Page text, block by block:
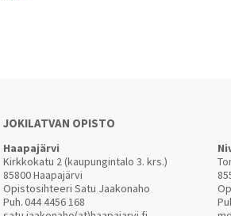
JOKILATVAN OPISTO
Haapajärvi
Kirkkokatu 2 (kaupungintalo 3. krs.)
85800 Haapajärvi
Opistosihteeri Satu Jaakonaho
Puh.044 4456 168